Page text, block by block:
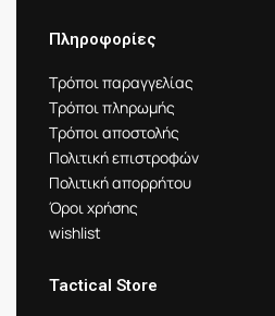
Πληροφορίες
Τρόποι παραγγελίας
Τρόποι πληρωμής
Τρόποι αποστολής
Πολιτική επιστροφών
Πολιτική απορρήτου
Όροι χρήσης
wishlist
Tactical Store